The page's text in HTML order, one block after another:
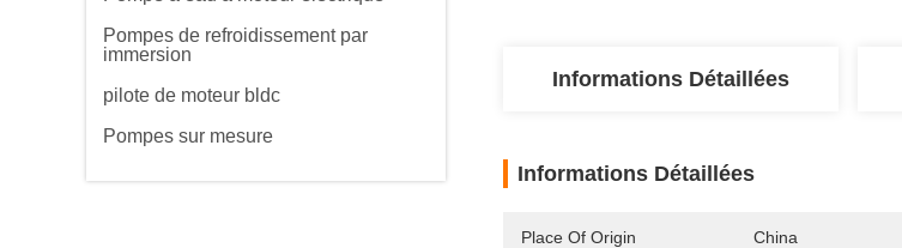
Pompes de refroidissement par
immersion
pilote de moteur bldc
Pompes sur mesure
Informations Détaillées
Informations Détaillées
Place Of Origin China